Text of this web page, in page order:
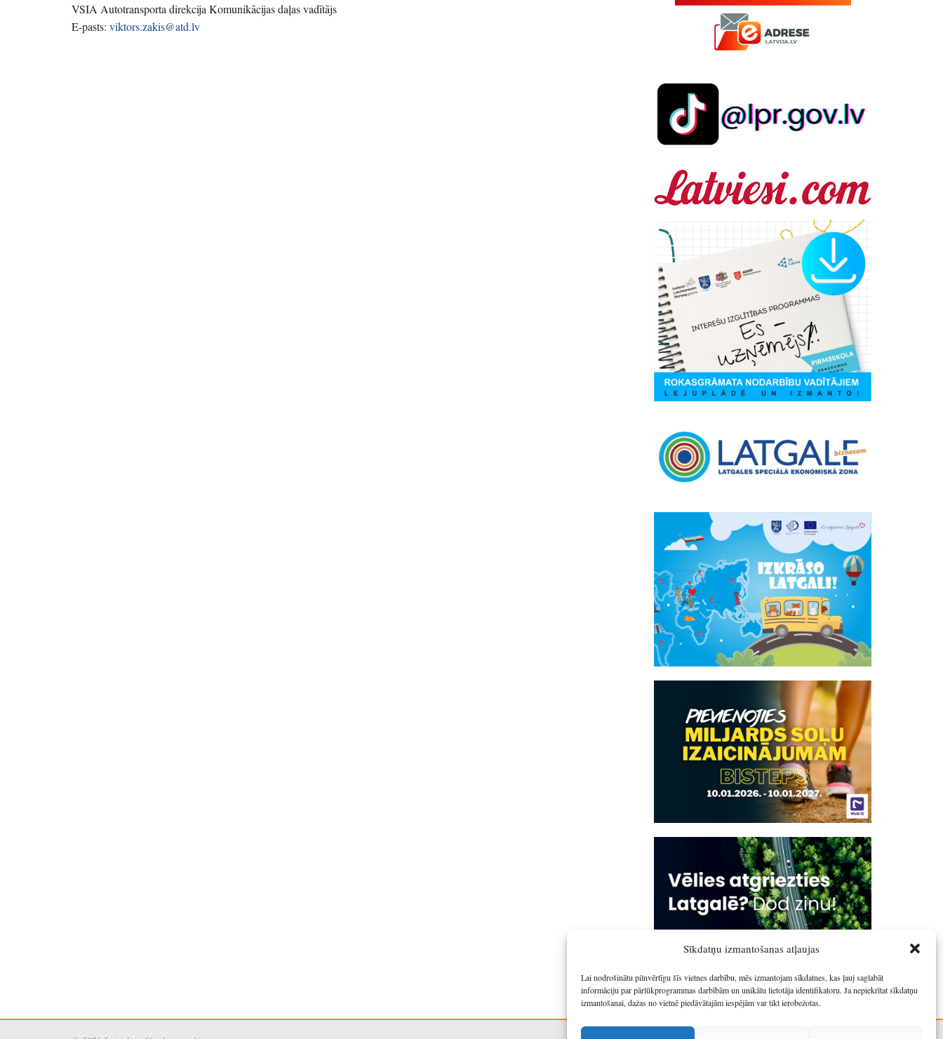
Sīkdatņu izmantošanas atļaujas
Lai nodrošinātu pilnvērtīgu šīs vietnes darbību, mēs izmantojam sīkdatnes, kas ļauj saglabāt
informāciju par pārlūkprogrammas darbībām un unikālu lietotāja identifikatoru. Ja nepiekrītat sīkdatņu
izmantošanai, dažas no vietnē piedāvātajām iespējām var tikt ierobežotas.
VSIA Autotransporta direkcija Komunikācijas daļas vadītājs
E-pasts: viktors.zakis@atd.lv